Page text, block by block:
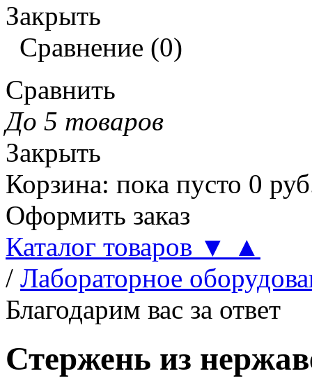
Закрыть
Сравнение (0)
Сравнить
До 5 товаров
Закрыть
Корзина: пока пусто 0
Оформить заказ
Каталог товаров ▼
▲
/ Лабораторное
Благодарим вас за ответ
Стержень из